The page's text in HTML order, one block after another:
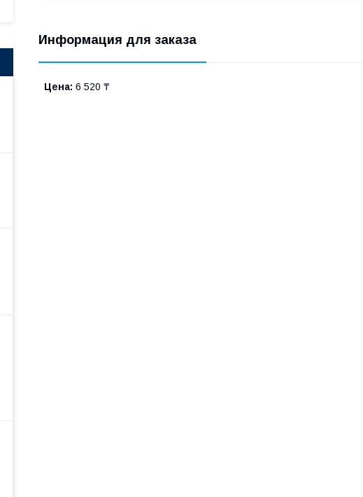
Информация для заказа
Цена: 6 520 ₸